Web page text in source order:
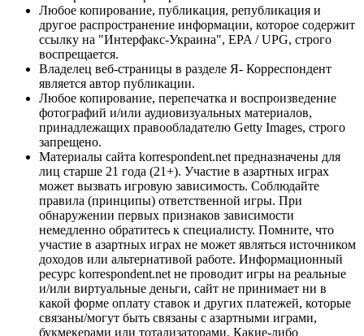
Любое копирование, публикация, републикация и
другое распространение информации, которое содержит
ссылку на "Интерфакс-Украина", EPA / UPG, строго
воспрещается.
Владелец веб-страницы в разделе Я- Корреспондент
является автор публикации.
Любое копирование, перепечатка и воспроизведение
фотографий и/или аудиовизуальных материалов,
принадлежащих правообладателю Getty Images, строго
запрещено.
Материалы сайта korrespondent.net предназначены для
лиц старше 21 года (21+). Участие в азартных играх
может вызвать игровую зависимость. Соблюдайте
правила (принципы) ответственной игры. При
обнаружении первых признаков зависимости
немедленно обратитесь к специалисту. Помните, что
участие в азартных играх не может являться источником
доходов или альтернативой работе. Информационный
ресурс korrespondent.net не проводит игры на реальные
и/или виртуальные деньги, сайт не принимает ни в
какой форме оплату ставок и других платежей, которые
связаны/могут быть связаны с азартными играми,
букмекерами или тотализаторами. Какие-либо